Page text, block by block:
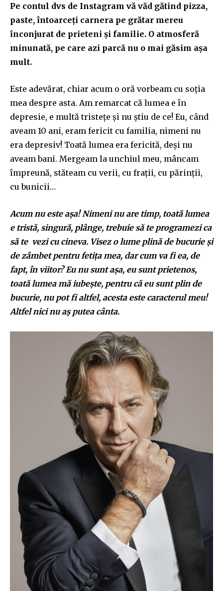
Pe contul dvs de Instagram vă văd gătind pizza,
paste, întoarceți carnera pe grătar mereu
înconjurat de prieteni și familie. O atmosferă
minunată, pe care azi parcă nu o mai găsim așa
mult.
Este adevărat, chiar acum o oră vorbeam cu soția
mea despre asta. Am remarcat că lumea e în
depresie, e multă tristețe și nu știu de ce! Eu, când
aveam 10 ani, eram fericit cu familia, nimeni nu
era depresiv! Toată lumea era fericită, deși nu
aveam bani. Mergeam la unchiul meu, mâncam
împreună, stăteam cu verii, cu frații, cu părinții,
cu bunicii…
Acum nu este așa! Nimeni nu are timp, toată lumea
e tristă, singură, plânge, trebuie să te programezi ca
să te vezi cu cineva. Visez o lume plină de bucurie și
de zâmbet pentru fetița mea, dar cum va fi ea, de
fapt, în viitor? Eu nu sunt așa, eu sunt prietenos,
toată lumea mă iubește, pentru că eu sunt plin de
bucurie, nu pot fi altfel, acesta este caracterul meu!
Altfel nici nu aș putea cânta.